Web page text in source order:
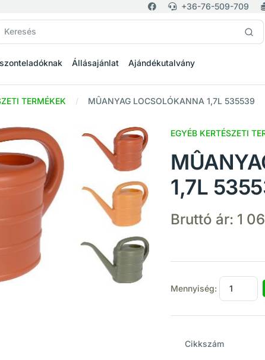
+36-76-509-709
Állásajánlat Ajándékutalvány
TERMÉKEK MÛANYAG LOCSOLÓKANNA 1,7L 535539
EGYÉB KERTÉSZETI
1,7L
Bruttó ár: 1
Mennyiség:
Cikkszám